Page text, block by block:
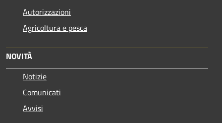
Autorizzazioni
Agricoltura e pesca
NOVITÀ
Notizie
Comunicati
Avvisi